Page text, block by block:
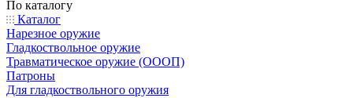
По каталогу
Каталог
Нарезное оружие
Гладкоствольное оружие
Травматическое оружие (ОООП)
Патроны
Для гладкоствольного оружия